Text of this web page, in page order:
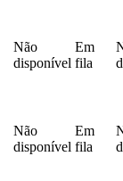
Não
disponível
Em
fila
Não
disponível
Em
fila